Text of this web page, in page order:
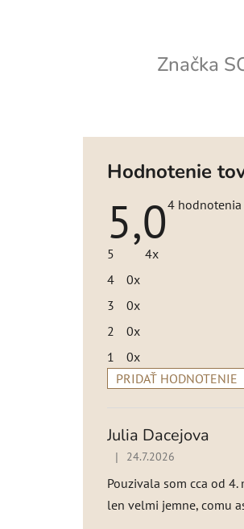
Značka
Hodnotenie
5,0Priemerné
4 hodnotenia
5
4x
4
0x
3
0x
2
0x
1
0x
PRIDAŤ HODNOTENIE
p
h
o
Julia Dacejova
Hodnotenie produktu je
| 24.7.2026
Pouzivala som cca od
len velmi jemne, comu